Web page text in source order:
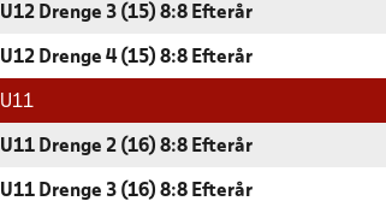
U12 Drenge 3 (15) 8:8 Efterår
U12 Drenge 4 (15) 8:8 Efterår
U11
U11 Drenge 2 (16) 8:8 Efterår
U11 Drenge 3 (16) 8:8 Efterår